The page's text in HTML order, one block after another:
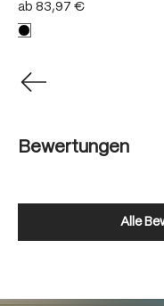
ab 83,97 €
Bewertungen
Alle